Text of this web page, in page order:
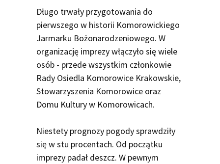
Długo trwały przygotowania do
pierwszego w historii Komorowickiego
Jarmarku Bożonarodzeniowego. W
organizację imprezy włączyło się wiele
osób - przede wszystkim członkowie
Rady Osiedla Komorowice Krakowskie,
Stowarzyszenia Komorowice oraz
Domu Kultury w Komorowicach.
Niestety prognozy pogody sprawdziły
się w stu procentach. Od początku
imprezy padał deszcz. W pewnym